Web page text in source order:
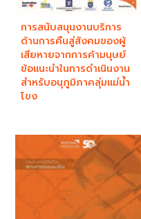
การสนับสนุนงานบริการ
ด้านการคืนสู่สังคมของผู้
เสียหายจากการค้ามนุษย์
ข้อแนะนำในการดำเนินงาน
สำหรับอนุภูมิภาคลุ่มแม่น้ำ
โขง ​